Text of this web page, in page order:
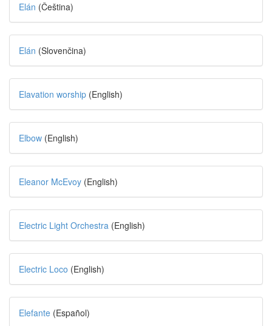
Elán (Čeština)
Elán (Slovenčina)
Elavation worship (English)
Elbow (English)
Eleanor McEvoy (English)
Electric Light Orchestra (English)
Electric Loco (English)
Elefante (Español)